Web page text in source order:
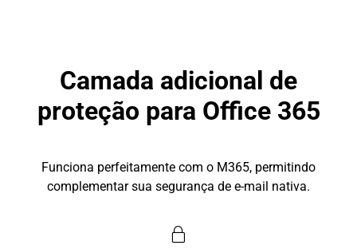
Camada adicional de
proteção para Office 365
Funciona perfeitamente com o M365, permitindo
complementar sua segurança de e-mail nativa.